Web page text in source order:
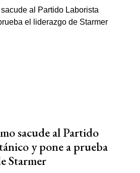
sacude al Partido
y pone a prueba
Starmer